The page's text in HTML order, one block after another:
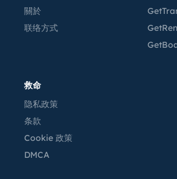
關於
联络方式
救命
隐私政策
条款
Cookie 政策
DMCA